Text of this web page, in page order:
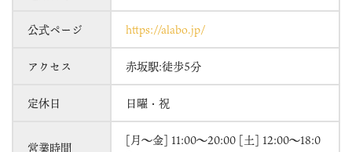
公式ページ https://alabo.jp/
アクセス 赤坂駅:徒歩5分
定休日 日曜・祝
営業時間
[月～金] 11:00～20:00 [土] 12:00～18:0